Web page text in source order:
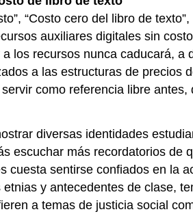
“Costo cero del libro de
auxiliares digitales sin
los recursos nunca caducará,
a las estructuras de precios
como referencia libre
diversas identidades
escuchar más recordatorios de
sentirse confiados en la
y antecedentes de clase,
a temas de justicia social